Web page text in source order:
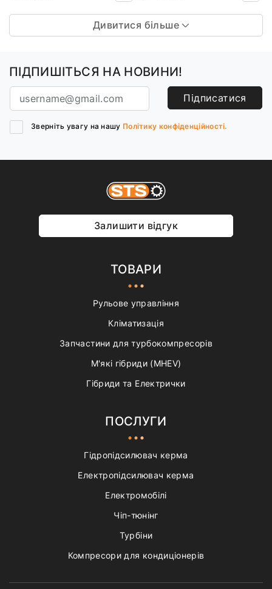
Дивитися більше
ПІДПИШІТЬСЯ НА НОВИНИ!
Підписатися
Зверніть увагу на нашу Політику конфіденційності.
Залишити відгук
ТОВАРИ
Рульове управління
Кліматизація
Запчастини для турбокомпресорів
М'які гібриди (MHEV)
Гібриди та Електрички
ПОСЛУГИ
Гідропідсилювач керма
Електропідсилювач керма
Електромобілі
Чіп-тюнінг
Турбіни
Компресори для кондиціонерів